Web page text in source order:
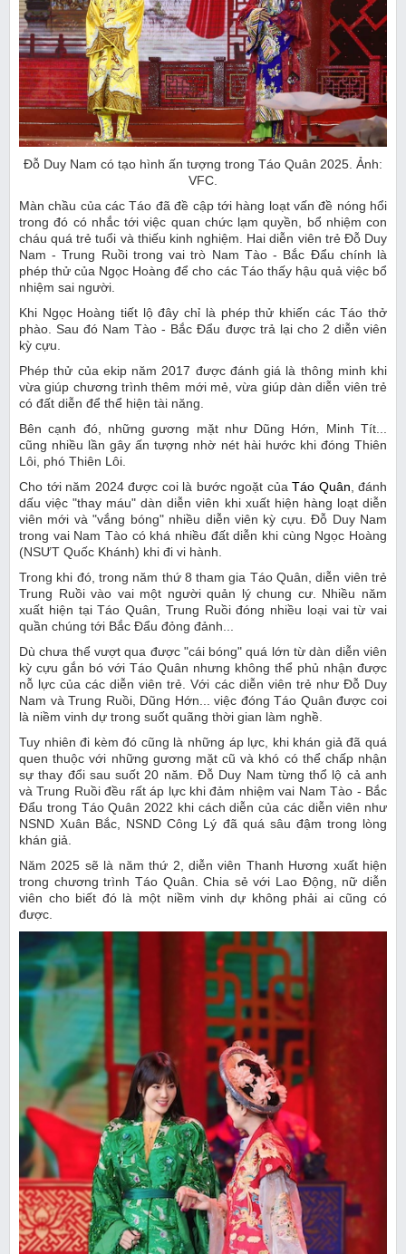
Đỗ Duy Nam có tạo hình ấn tượng trong Táo Quân 2025. Ảnh:
VFC.
Màn chầu của các Táo đã đề cập tới hàng loạt vấn đề nóng hổi
trong đó có nhắc tới việc quan chức lạm quyền, bổ nhiệm con
cháu quá trẻ tuổi và thiếu kinh nghiệm. Hai diễn viên trẻ Đỗ Duy
Nam - Trung Ruồi trong vai trò Nam Tào - Bắc Đẩu chính là
phép thử của Ngọc Hoàng để cho các Táo thấy hậu quả việc bổ
nhiệm sai người.
Khi Ngọc Hoàng tiết lộ đây chỉ là phép thử khiến các Táo thở
phào. Sau đó Nam Tào - Bắc Đẩu được trả lại cho 2 diễn viên
kỳ cựu.
Phép thử của ekip năm 2017 được đánh giá là thông minh khi
vừa giúp chương trình thêm mới mẻ, vừa giúp dàn diễn viên trẻ
có đất diễn để thể hiện tài năng.
Bên cạnh đó, những gương mặt như Dũng Hớn, Minh Tít...
cũng nhiều lần gây ấn tượng nhờ nét hài hước khi đóng Thiên
Lôi, phó Thiên Lôi.
Cho tới năm 2024 được coi là bước ngoặt của Táo Quân , đánh
dấu việc "thay máu" dàn diễn viên khi xuất hiện hàng loạt diễn
viên mới và "vắng bóng" nhiều diễn viên kỳ cựu. Đỗ Duy Nam
trong vai Nam Tào có khá nhiều đất diễn khi cùng Ngọc Hoàng
(NSƯT Quốc Khánh) khi đi vi hành.
Trong khi đó, trong năm thứ 8 tham gia Táo Quân, diễn viên trẻ
Trung Ruồi vào vai một người quản lý chung cư. Nhiều năm
xuất hiện tại Táo Quân, Trung Ruồi đóng nhiều loại vai từ vai
quần chúng tới Bắc Đẩu đỏng đảnh...
Dù chưa thể vượt qua được "cái bóng" quá lớn từ dàn diễn viên
kỳ cựu gắn bó với Táo Quân nhưng không thể phủ nhận được
nỗ lực của các diễn viên trẻ. Với các diễn viên trẻ như Đỗ Duy
Nam và Trung Ruồi, Dũng Hớn... việc đóng Táo Quân được coi
là niềm vinh dự trong suốt quãng thời gian làm nghề.
Tuy nhiên đi kèm đó cũng là những áp lực, khi khán giả đã quá
quen thuộc với những gương mặt cũ và khó có thể chấp nhận
sự thay đổi sau suốt 20 năm. Đỗ Duy Nam từng thổ lộ cả anh
và Trung Ruồi đều rất áp lực khi đảm nhiệm vai Nam Tào - Bắc
Đẩu trong Táo Quân 2022 khi cách diễn của các diễn viên như
NSND Xuân Bắc, NSND Công Lý đã quá sâu đậm trong lòng
khán giả.
Năm 2025 sẽ là năm thứ 2, diễn viên Thanh Hương xuất hiện
trong chương trình Táo Quân. Chia sẻ với Lao Động, nữ diễn
viên cho biết đó là một niềm vinh dự không phải ai cũng có
được.